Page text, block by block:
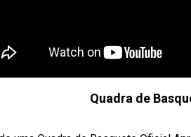
Quadra de